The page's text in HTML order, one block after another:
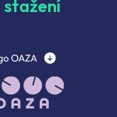
stažení